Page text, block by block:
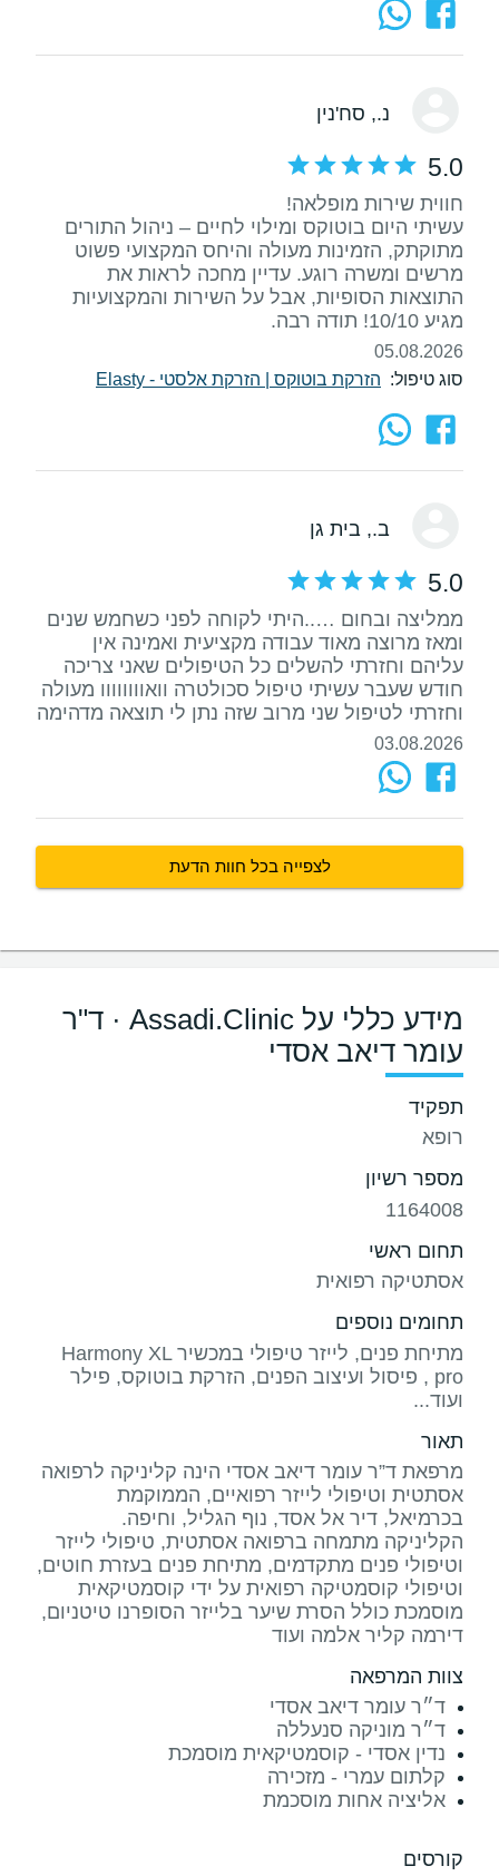
נ., סח'נין
5.0
עשיתי היום בוטוקס ומילוי לחיים – ניהול התורים
מתוקתק, הזמינות מעולה והיחס המקצועי פשוט
מרשים ומשרה רוגע. עדיין מחכה לראות את
התוצאות הסופיות, אבל על השירות והמקצועיות
מגיע 10/10! תודה רבה.
05.08.2026
סוג טיפול: הזרקת בוטוקס הזרקת אלסטי - Elasty
ב., בית גן
5.0
ממליצה ובחום …..היתי לקוחה לפני כשחמש שנים
ומאז מרוצה מאוד עבודה מקציעית ואמינה אין
עליהם וחזרתי להשלים כל הטיפולים שאני צריכה
חודש שעבר עשיתי טיפול סכולטרה וואוווווווו מעולה
וחזרתי לטיפול שני מרוב שזה נתן לי תוצאה מדהימה
03.08.2026
לצפייה בכל חוות הדעת
מידע כללי על Assadi.Clinic · ד"ר
עומר דיאב אסדי
תפקיד
רופא
מספר רשיון
1164008
תחום ראשי
אסתטיקה רפואית
תחומים נוספים
מתיחת פנים, לייזר טיפולי במכשיר Harmony XL
pro , פיסול ועיצוב הפנים, הזרקת בוטוקס, פילר
ועוד...
תאור
מרפאת ד”ר עומר דיאב אסדי הינה קליניקה לרפואה
אסתטית וטיפולי לייזר רפואיים, הממוקמת
הקליניקה מתמחה ברפואה אסתטית, טיפולי לייזר
וטיפולי פנים מתקדמים, מתיחת פנים בעזרת חוטים,
וטיפולי קוסמטיקה רפואית על ידי קוסמטיקאית
מוסמכת כולל הסרת שיער בלייזר הסופרנו טיטניום,
דירמה קליר אלמה ועוד
צוות המרפאה
ד״ר עומר דיאב אסדי
ד״ר מוניקה סנעללה
נדין אסדי - קוסמטיקאית מוסמכת
קלתום עמרי - מזכירה
אליציה אחות מוסכמת
קורסים